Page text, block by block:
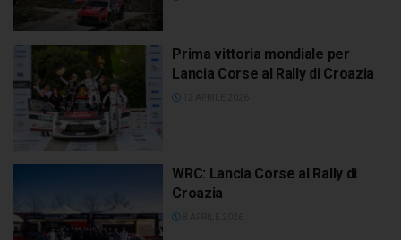
Prima vittoria mondiale per
Lancia Corse al Rally di Croazia
WRC: Lancia Corse al Rally di
Croazia